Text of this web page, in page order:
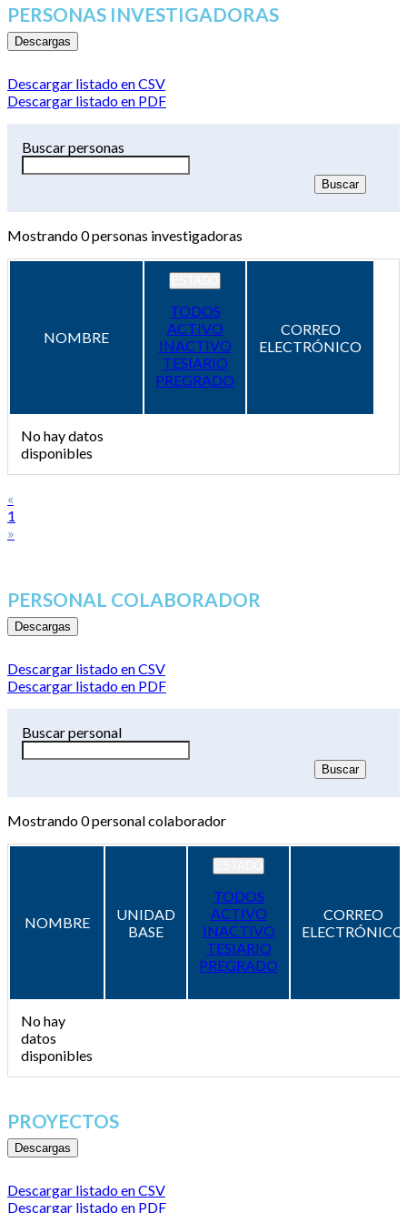
PERSONAS INVESTIGADORAS
Descargas
Descargar listado en CSV
Descargar listado en PDF
Buscar personas
Mostrando0personas investigadoras
NOMBRE
TODOS
ACTIVO
INACTIVO
TESIARIO
PREGRADO
CORREO
ELECTRÓNICO
No hay datos
disponibles
«
1
»
PERSONAL COLABORADOR
Descargas
Descargar listado en CSV
Descargar listado en PDF
Buscar personal
Mostrando0personal colaborador
NOMBRE
UNIDAD
BASE
TODOS
ACTIVO
INACTIVO
TESIARIO
PREGRADO
CORREO
ELECTRÓNICO
No hay
datos
disponibles
PROYECTOS
Descargas
Descargar listado en CSV
Descargar listado en PDF